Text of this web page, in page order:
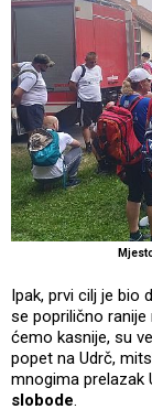
Ipak, prvi cilj je bio
se poprilično ranije
ćemo kasnije, su
popet na Udrč,
mnogima prelazak
slobode.